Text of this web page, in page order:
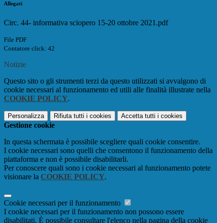
Allegati
Circ. 44- informativa sciopero 15-20 ottobre 2021.pdf
File PDF
Contatore click: 42
Notizie
Questo sito o gli strumenti terzi da questo utilizzati si avvalgono di
cookie necessari al funzionamento ed utili alle finalità illustrate nella
COOKIE POLICY.
Personalizza Rifiuta tutti i cookies Accetta tutti i cookies
Gestione cookie
In questa schermata è possibile scegliere quali cookie consentire.
I cookie necessari sono quelli che consentono il funzionamento della
piattaforma e non è possibile disabilitarli.
Per conoscere quali sono i cookie necessari al funzionamento potete
visionare la COOKIE POLICY.
Cookie necessari per il funzionamento
I cookie necessari per il funzionamento non possono essere
disabilitati. È possibile consultare l'elenco nella pagina della cookie